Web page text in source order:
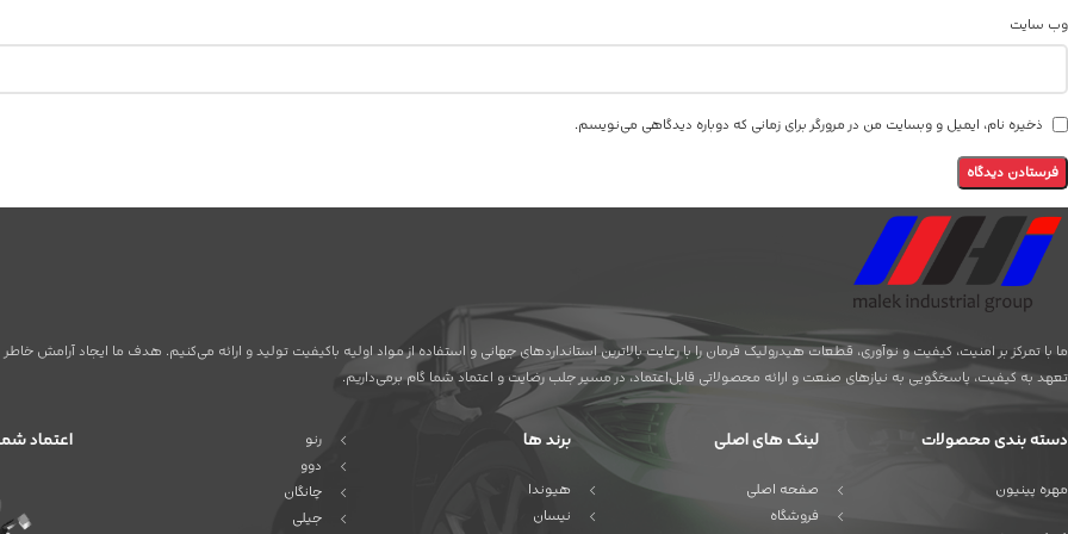
وب‌ سایت
ذخیره نام، ایمیل و وبسایت من در مرورگر برای زمانی که دوباره دیدگاهی می‌نویسم.
ما با تمرکز بر امنیت، کیفیت و نوآوری، قطعات هیدرولیک فرمان را با رعایت بالاترین استانداردهای جهانی و استفاده از مواد اولیه باکیفیت تولید و ارائه می‌کنیم. هدف ما ایجاد
تعهد به کیفیت، پاسخگویی به نیازهای صنعت و ارائه محصولاتی قابل‌اعتماد، در مسیر جلب رضایت و اعتماد شما گام برمی‌داریم.
دسته بندی محصولات
مهره پینیون
لینک های اصلی
صفحه اصلی
فروشگاه
برند ها
هیوندا
نیسان
رنو
دوو
چانگان
جیلی
اعتماد